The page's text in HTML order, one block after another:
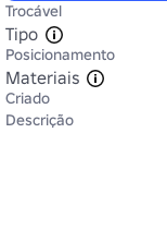
Trocável
Tipo
Posicionamento
Materiais
Criado
Descrição